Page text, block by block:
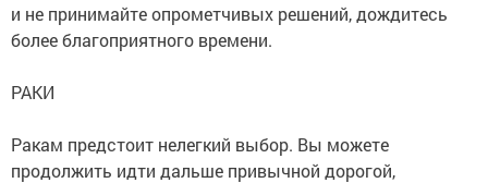
и не принимайте опрометчивых решений, дождитесь
более благоприятного времени.
РАКИ
Ракам предстоит нелегкий выбор. Вы можете
продолжить идти дальше привычной дорогой,